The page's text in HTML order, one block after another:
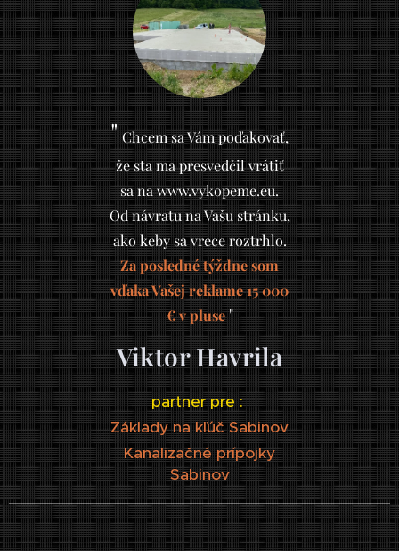
"Chcem sa Vám poďakovať,
že sta ma presvedčil vrátiť
sa na www.vykopeme.eu.
Od návratu na Vašu stránku,
ako keby sa vrece roztrhlo.
Za posledné týždne som
vďaka Vašej reklame 15 000
€ v pluse"
Viktor Havrila
partner pre :
Základy na kľúč Sabinov
Kanalizačné prípojky
Sabinov